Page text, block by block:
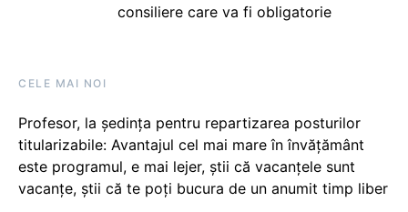
consiliere care va fi obligatorie
CELE MAI NOI
Profesor, la ședința pentru repartizarea posturilor
titularizabile: Avantajul cel mai mare în învățământ
este programul, e mai lejer, știi că vacanțele sunt
vacanţe, știi că te poți bucura de un anumit timp liber